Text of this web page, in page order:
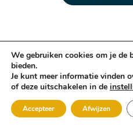
Copyright © Sun
Sure Estates 2026
Algemene
voorwaarden
We gebruiken cookies om je de
bieden.
Je kunt meer informatie vinden
of deze uitschakelen in de
Accepteer Afwijzen